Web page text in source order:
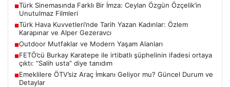
■Türk Sinemasında Farklı Bir İmza: Ceylan Özgün Özçelik’in
Unutulmaz Filmleri
■Türk Hava Kuvvetleri’nde Tarih Yazan Kadınlar: Özlem
Karapınar ve Alper Gezeravcı
■Outdoor Mutfaklar ve Modern Yaşam Alanları
■FETÖ’cü Burkay Karatepe ile irtibatlı şüphelinin ifadesi ortaya
çıktı: “Salih usta” diye tanıdım
■Emeklilere ÖTV’siz Araç İmkanı Geliyor mu? Güncel Durum ve
Detaylar